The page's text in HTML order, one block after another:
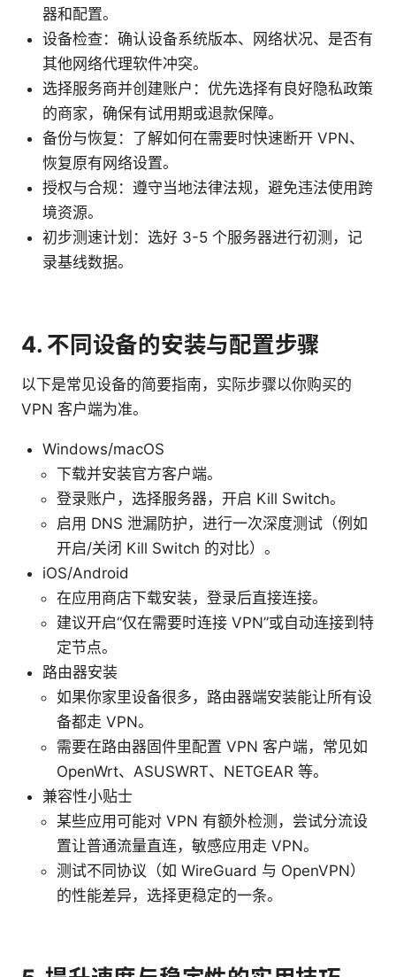
器和配置。
设备检查：确认设备系统版本、网络状况、是否有
其他网络代理软件冲突。
选择服务商并创建账户：优先选择有良好隐私政策
的商家，确保有试用期或退款保障。
备份与恢复：了解如何在需要时快速断开 VPN、
恢复原有网络设置。
授权与合规：遵守当地法律法规，避免违法使用跨
境资源。
初步测速计划：选好 3-5 个服务器进行初测，记
录基线数据。
4. 不同设备的安装与配置步骤
以下是常见设备的简要指南，实际步骤以你购买的
VPN 客户端为准。
Windows/macOS
下载并安装官方客户端。
登录账户，选择服务器，开启 Kill Switch。
启用 DNS 泄漏防护，进行一次深度测试（例如
开启/关闭 Kill Switch 的对比）。
iOS/Android
在应用商店下载安装，登录后直接连接。
建议开启“仅在需要时连接 VPN”或自动连接到特
定节点。
路由器安装
如果你家里设备很多，路由器端安装能让所有设
备都走 VPN。
需要在路由器固件里配置 VPN 客户端，常见如
OpenWrt、ASUSWRT、NETGEAR 等。
兼容性小贴士
某些应用可能对 VPN 有额外检测，尝试分流设
置让普通流量直连，敏感应用走 VPN。
测试不同协议（如 WireGuard 与 OpenVPN）
的性能差异，选择更稳定的一条。